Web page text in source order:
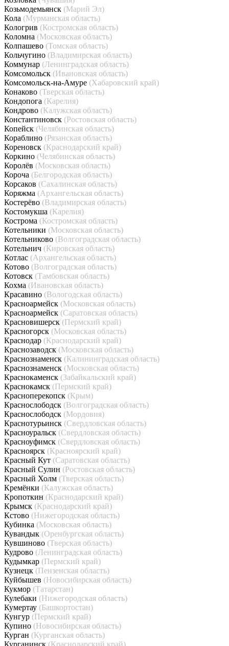
Козьмодемьянск (Марий Эл)
Кола (Мурманская область)
Кологрив (Костромская область)
Коломна (Московская область)
Колпашево (Томская область)
Кольчугино (Владимирская область)
Коммунар (Ленинградская область)
Комсомольск (Ивановская область)
Комсомольск-на-Амуре (Хабаровский край)
Конаково (Тверская область)
Кондопога (Карелия)
Кондрово (Калужская область)
Константиновск (Ростовская область)
Копейск (Челябинская область)
Кораблино (Рязанская область)
Кореновск (Краснодарский край)
Коркино (Челябинская область)
Королёв (Московская область)
Короча (Белгородская область)
Корсаков (Сахалинская область)
Коряжма (Архангельская область)
Костерёво (Владимирская область)
Костомукша (Карелия)
Кострома (Костромская область)
Котельники (Московская область)
Котельниково (Волгоградская область)
Котельнич (Кировская область)
Котлас (Архангельская область)
Котово (Волгоградская область)
Котовск (Тамбовская область)
Кохма (Ивановская область)
Красавино (Вологодская область)
Красноармейск (Московская область)
Красноармейск (Саратовская область)
Красновишерск (Пермский край)
Красногорск (Московская область)
Краснодар (Краснодарский край)
Краснозаводск (Московская область)
Краснознаменск (Калининградская область)
Краснознаменск (Московская область)
Краснокаменск (Забайкальский край)
Краснокамск (Пермский край)
Красноперекопск (Крым)
Краснослободск (Волгоградская область)
Краснослободск (Мордовия)
Краснотурьинск (Свердловская область)
Красноуральск (Свердловская область)
Красноуфимск (Свердловская область)
Красноярск (Красноярский край)
Красный Кут (Саратовская область)
Красный Сулин (Ростовская область)
Красный Холм (Тверская область)
Кремёнки (Калужская область)
Кропоткин (Краснодарский край)
Крымск (Краснодарский край)
Кстово (Нижегородская область)
Кубинка (Московская область)
Кувандык (Оренбургская область)
Кувшиново (Тверская область)
Кудрово (Ленинградская область)
Кудымкар (Пермский край)
Кузнецк (Пензенская область)
Куйбышев (Новосибирская область)
Кукмор (Татарстан)
Кулебаки (Нижегородская область)
Кумертау (Башкортостан)
Кунгур (Пермский край)
Купино (Новосибирская область)
Курган (Курганская область)